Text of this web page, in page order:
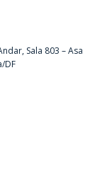
Sala 803 – Asa
DF